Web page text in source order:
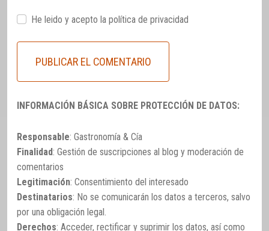
He leido y acepto la política de privacidad
INFORMACIÓN BÁSICA SOBRE PROTECCIÓN DE DATOS:
Responsable: Gastronomía & Cía
Finalidad: Gestión de suscripciones al blog y moderación de
comentarios
Legitimación: Consentimiento del interesado
Destinatarios: No se comunicarán los datos a terceros, salvo
por una obligación legal.
Derechos: Acceder, rectificar y suprimir los datos, así como